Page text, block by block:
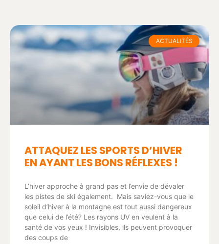
ACTUALITÉS
ATTAQUEZ LES SPORTS D’HIVER
EN AYANT LES BONS RÉFLEXES !
L’hiver approche à grand pas et l’envie de dévaler
les pistes de ski également. Mais saviez-vous que le
soleil d’hiver à la montagne est tout aussi dangereux
que celui de l’été? Les rayons UV en veulent à la
santé de vos yeux ! Invisibles, ils peuvent provoquer
des coups de